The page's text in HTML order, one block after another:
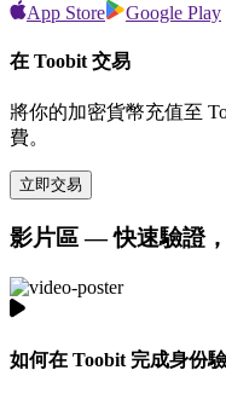
App Store Google Play
在 Toobit 交易
將你的加密貨幣充值至
費。
立即交易
影片區 — 快速驗證
如何在 Toobit 完成身份